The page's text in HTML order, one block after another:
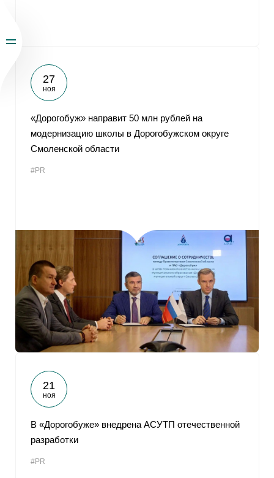
27
ноя
«Дорогобуж» направит 50 млн рублей на
модернизацию школы в Дорогобужском округе
Смоленской области
#PR
21
ноя
В «Дорогобуже» внедрена АСУТП отечественной
разработки
#PR